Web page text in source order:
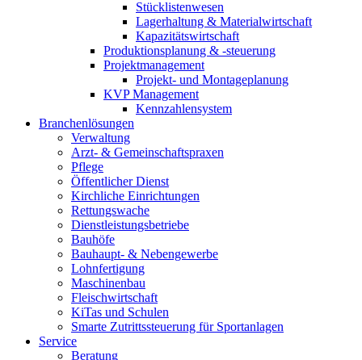
Stücklistenwesen
Lagerhaltung & Materialwirtschaft
Kapazitätswirtschaft
Produktionsplanung & -steuerung
Projektmanagement
Projekt- und Montageplanung
KVP Management
Kennzahlensystem
Branchenlösungen
Verwaltung
Arzt- & Gemeinschaftspraxen
Pflege
Öffentlicher Dienst
Kirchliche Einrichtungen
Rettungswache
Dienstleistungsbetriebe
Bauhöfe
Bauhaupt- & Nebengewerbe
Lohnfertigung
Maschinenbau
Fleischwirtschaft
KiTas und Schulen
Smarte Zutrittssteuerung für Sportanlagen
Service
Beratung